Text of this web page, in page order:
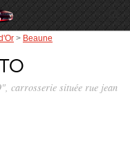
> Beaune
carrosserie située rue jean